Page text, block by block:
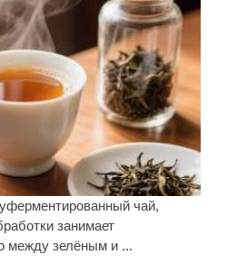
чай,
занимает
между зелёным и ...